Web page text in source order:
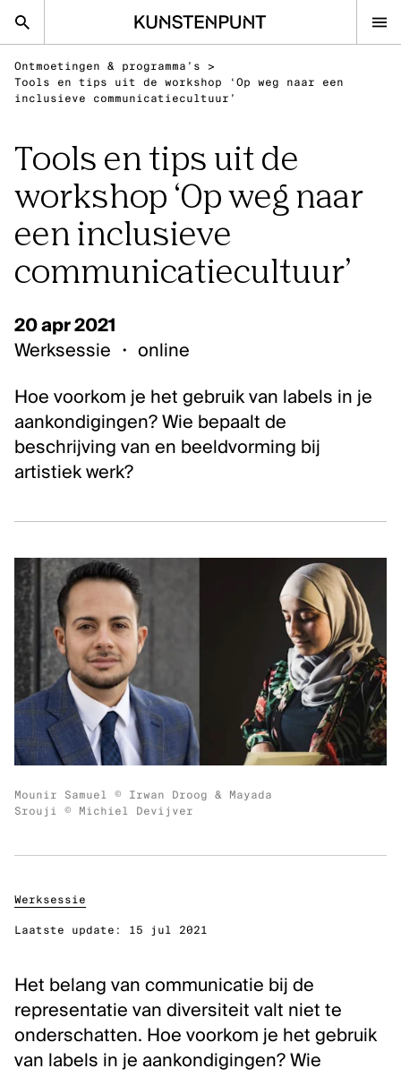
nl en
Advies
Calls
Sector
Onderzoek
DISCIPLINES
Beeldende kunsten
Klassieke muziek
Podiumkunsten
Kunstendatabank
Bibliotheek en collecties
Publicaties
Videozone
Podcasts
OVER KUNSTENPUNT
Over Kunstenpunt
Nieuws
Inclusie, zorg en duurzaamheid
Instagram
Linkedin
Facebook
Ontmoetingen & programma’s >
Tools en tips uit de workshop ‘Op weg naar een
inclusieve communicatiecultuur’
Tools en tips uit de
workshop ‘Op weg naar
een inclusieve
communicatiecultuur’
20 apr 2021
Werksessie
・ online
Hoe voorkom je het gebruik van labels in je
aankondigingen? Wie bepaalt de
beschrijving van en beeldvorming bij
artistiek werk?
Mounir Samuel © Irwan Droog & Mayada
Srouji © Michiel Devijver
Werksessie
Laatste update: 15 jul 2021
Het belang van communicatie bij de
representatie van diversiteit valt niet te
onderschatten. Hoe voorkom je het gebruik
van labels in je aankondigingen? Wie